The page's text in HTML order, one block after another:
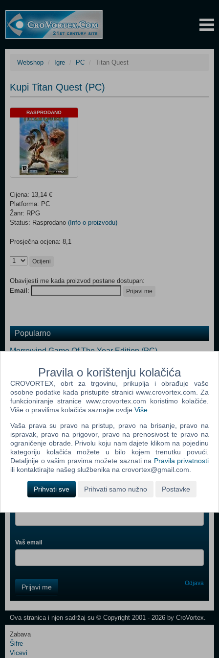
Webshop Igre PC Titan Quest
Kupi Titan Quest (PC)
RASPRODANO
Cijena: 13,14 €
Platforma: PC
Žanr: RPG
Status: Rasprodano (Info o proizvodu)
Prosječna ocjena: 8,1
Ocijeni
Obavijesti me kada proizvod postane dostupan:
Email : Prijavi me
Popularno
Morrowind Game Of The Year Edition (PC)
The Elder Scrolls IV: Oblivion (PC)
Fallout 3 (PC)
Neverwinter Nights 2 (PC)
Gothic 3 (PC)
Fallout Collection (N) (PC)
Webshop newsletter
Vaš email
Field
One
Newsletter
Control
Prijavi me Odjava
Ova stranica i njen sadržaj su © Copyright 2001 - 2026 by CroVortex.
Zabava
Šifre
Vicevi
Pravila o korištenju kolačića
CROVORTEX, obrt za trgovinu, prikuplja i obrađuje vaše
osobne podatke kada pristupite stranici www.crovortex.com. Za
funkcioniranje stranice www.crovortex.com koristimo kolačiće.
Više o pravilima kolačića saznajte ovdje Više
Vaša prava su pravo na pristup, pravo na brisanje, pravo na
ispravak, pravo na prigovor, pravo na prenosivost te pravo na
ograničenje obrade. Privolu koju nam dajete klikom na pojedinu
kategoriju kolačića možete u bilo kojem trenutku povući.
Detaljnije o vašim pravima možete saznati na Pravila privatnosti
ili kontaktirajte našeg službenika na crovortex@gmail.com.
Prihvati sve Prihvati samo nužno Postavke